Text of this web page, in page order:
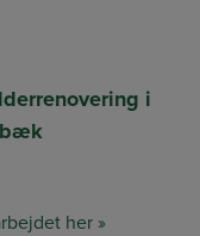
i
her »